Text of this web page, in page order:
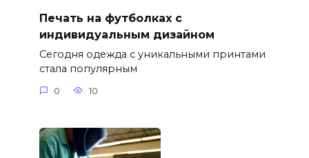
Печать на футболках с
индивидуальным дизайном
Сегодня одежда с уникальными принтами
стала популярным
0 10